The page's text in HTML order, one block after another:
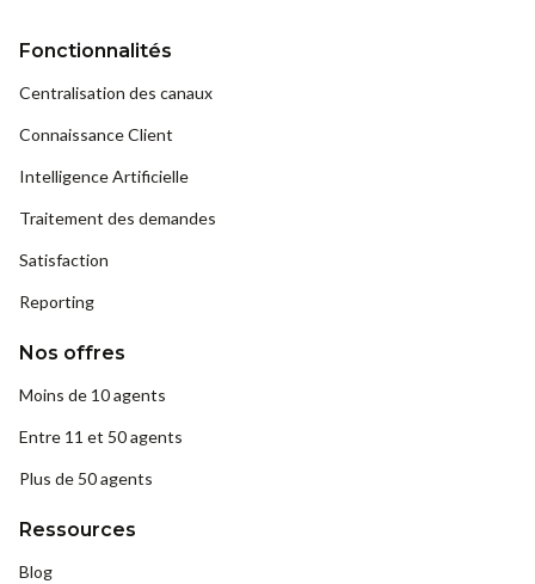
Fonctionnalités
Centralisation des canaux
Connaissance Client
Intelligence Artificielle
Traitement des demandes
Satisfaction
Reporting
Nos offres
Moins de 10 agents
Entre 11 et 50 agents
Plus de 50 agents
Ressources
Blog